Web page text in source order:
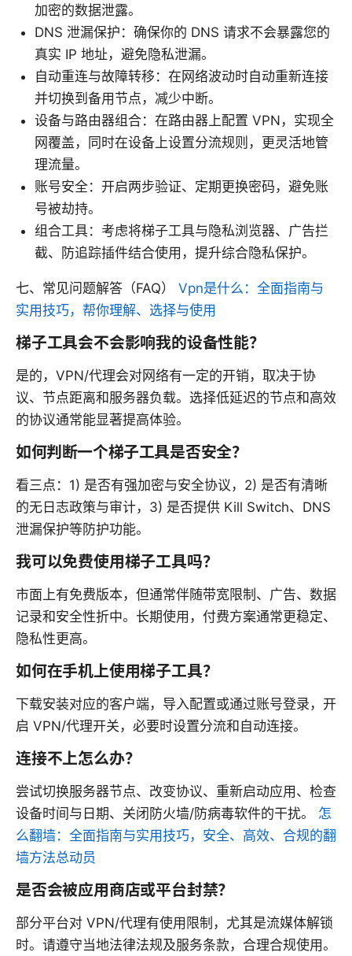
加密的数据泄露。
DNS 泄漏保护：确保你的 DNS 请求不会暴露您的
真实 IP 地址，避免隐私泄漏。
自动重连与故障转移：在网络波动时自动重新连接
并切换到备用节点，减少中断。
设备与路由器组合：在路由器上配置 VPN，实现全
网覆盖，同时在设备上设置分流规则，更灵活地管
理流量。
账号安全：开启两步验证、定期更换密码，避免账
号被劫持。
组合工具：考虑将梯子工具与隐私浏览器、广告拦
截、防追踪插件结合使用，提升综合隐私保护。
七、常见问题解答（FAQ） Vpn是什么：全面指南与
实用技巧，帮你理解、选择与使用
梯子工具会不会影响我的设备性能？
是的，VPN/代理会对网络有一定的开销，取决于协
议、节点距离和服务器负载。选择低延迟的节点和高效
的协议通常能显著提高体验。
如何判断一个梯子工具是否安全？
看三点：1) 是否有强加密与安全协议，2) 是否有清晰
的无日志政策与审计，3) 是否提供 Kill Switch、DNS
泄漏保护等防护功能。
我可以免费使用梯子工具吗？
市面上有免费版本，但通常伴随带宽限制、广告、数据
记录和安全性折中。长期使用，付费方案通常更稳定、
隐私性更高。
如何在手机上使用梯子工具？
下载安装对应的客户端，导入配置或通过账号登录，开
启 VPN/代理开关，必要时设置分流和自动连接。
连接不上怎么办？
尝试切换服务器节点、改变协议、重新启动应用、检查
设备时间与日期、关闭防火墙/防病毒软件的干扰。 怎
么翻墙：全面指南与实用技巧，安全、高效、合规的翻
墙方法总动员
是否会被应用商店或平台封禁？
部分平台对 VPN/代理有使用限制，尤其是流媒体解锁
时。请遵守当地法律法规及服务条款，合理合规使用。